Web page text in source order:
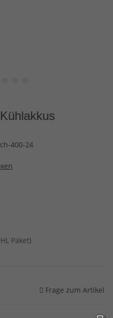
400-24
Paket)
Frage zum Artikel